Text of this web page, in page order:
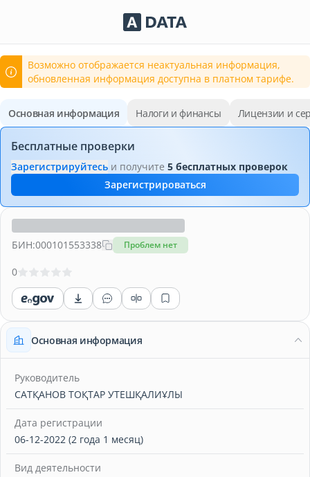
Сервисы Adata.kz
Возможно отображается неактуальная информация,
обновленная информация доступна в платном тарифе.
Основная информация Налоги и финансы Лицензии и
Бесплатные проверки
Зарегистрируйтесь и получите 5 бесплатных проверок
Зарегистрироваться
БИН:000101553338 Проблем нет
0
Основная информация
Руководитель
САТҚАНОВ ТОҚТАР УТЕШҚАЛИҰЛЫ
Дата регистрации
06-12-2022 (2 года 1 месяц)
Вид деятельности